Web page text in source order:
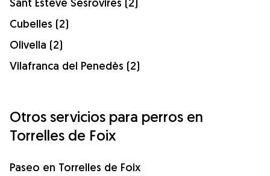
Cubelles (2)
Olivella (2)
Vilafranca del Penedès (2)
Otros servicios para perros en
Torrelles de Foix
Paseo en Torrelles de Foix